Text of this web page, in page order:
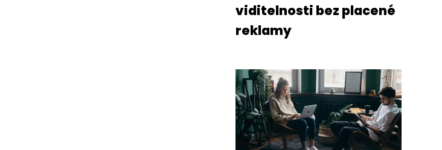
viditelnosti bez placené
reklamy